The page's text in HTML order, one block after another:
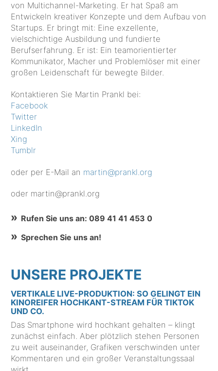
von Multichannel-Marketing. Er hat Spaß am
Entwickeln kreativer Konzepte und dem Aufbau von
Startups. Er bringt mit: Eine exzellente,
vielschichtige Ausbildung und fundierte
Berufserfahrung. Er ist: Ein teamorientierter
Kommunikator, Macher und Problemlöser mit einer
großen Leidenschaft für bewegte Bilder.
Kontaktieren Sie Martin Prankl bei:
Facebook
Twitter
LinkedIn
Xing
Tumblr
oder per E-Mail an martin@prankl.org
oder martin@prankl.org
Rufen Sie uns an: 089 41 41 453 0
Sprechen Sie uns an!
UNSERE PROJEKTE
VERTIKALE LIVE-PRODUKTION: SO GELINGT EIN
KINOREIFER HOCHKANT-STREAM FÜR TIKTOK
UND CO.
Das Smartphone wird hochkant gehalten – klingt
zunächst einfach. Aber plötzlich stehen Personen
zu weit auseinander, Grafiken verschwinden unter
Kommentaren und ein großer Veranstaltungssaal